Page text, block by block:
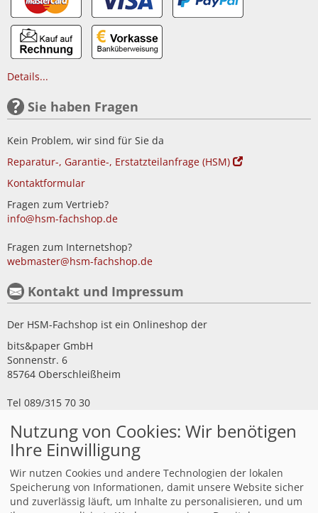
Details...
Sie haben Fragen
Kein Problem, wir sind für Sie da
Reparatur-, Garantie-, Erstatzteilanfrage (HSM)
Kontaktformular
Fragen zum Vertrieb?
info@hsm-fachshop.de
Fragen zum Internetshop?
webmaster@hsm-fachshop.de
Kontakt und Impressum
Der HSM-Fachshop ist ein Onlineshop der
bits&paper GmbH
Sonnenstr. 6
85764 Oberschleißheim
Tel 089/315 70 30
Impressum
Kundeninformationen
Kundeninfo Deutschland
Nutzung von Cookies: Wir benötigen
Ihre Einwilligung
Wir nutzen Cookies und andere Technologien der lokalen
Speicherung von Informationen, damit unsere Website sicher
und zuverlässig läuft, um Inhalte zu personalisieren, und um